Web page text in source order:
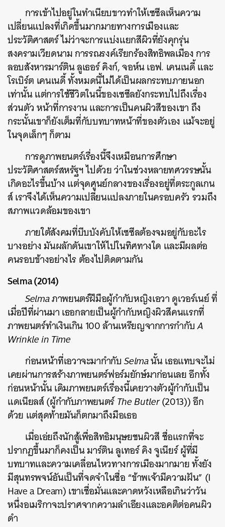
การเข้าไปอยู่ในทำเนียบขาวทำให้เซซีลเห็นความ
เปลี่ยนแปลงที่เกิดขึ้นมากมายทางการเมืองและ
ประวัติศาสตร์ ไม่ว่าจะการแบ่งแยกสีผิวที่ยังคุกรุ่น
สงครามเวียดนาม การรณรงค์เรียกร้องสิทธิพลเมือง การ
ลอบสังหารมาร์ติน ลูเธอร์ คิงก์, จอห์น เอฟ. เคนเนดี้ และ
โรเบิร์ต เคนเนดี้ ทั้งหมดนี้ไม่ได้เป็นผลกระทบภายนอก
เท่านั้น แต่การใช้ชีวิตในนี้ของเซซีลยังกระทบไปถึงเรื่อง
ส่วนตัว หน้าที่การงาน และการเป็นคนผิวสีของเขา ถึง
กระนั้นเขาก็ยังเต็มที่กับบทบาทหน้าที่ของตัวเอง แม้จะอยู่
ในจุดเล็กๆ ก็ตาม
การดูภาพยนตร์เรื่องนี้จึงเหมือนการศึกษา
ประวัติศาสตร์สหรัฐฯ ไปด้วย ว่าในช่วงหลายทศวรรษนั้น
เกิดอะไรขึ้นบ้าง แต่จุดศูนย์กลางของเรื่องอยู่ที่ตระกูลเกน
ส์ เราจึงได้เห็นความเปลี่ยนแปลงภายในครอบครัว รวมถึง
สภาพแวดล้อมของเขา
ภายใต้สังคมที่บีบบังคับให้เซซีลต้องจมอยู่กับอะไร
บางอย่าง มันผลักดันเขาให้ไปในทิศทางใด และมีผลต่อ
คนรอบข้างอย่างไร ต้องไปติดตามกัน
Selma (2014)
Selmaภาพยนตร์ฝีมือผู้กำกับหญิงเอวา ดูเวอร์เนย์ ที่
เมื่อปีที่ผ่านมา เธอกลายเป็นผู้กำกับหญิงผิวสีคนแรกที่
ภาพยนตร์ทำเงินเกิน 100 ล้านเหรียญจากการกำกับA
Wrinkle in Time
ก่อนหน้าที่เอวาจะมากำกับSelmaนั้น เธอแทบจะไม่
เคยผ่านการสร้างภาพยนตร์ฟอร์มยักษ์มาก่อนเลย อีกทั้ง
ก่อนหน้านั้น เดิมภาพยนตร์เรื่องนี้เคยวางตัวผู้กำกับเป็น
แดเนียลส์ (ผู้กำกับภาพยนตร์The Butler(2013)) อีก
ด้วย แต่สุดท้ายมันก็ตกมาถึงมือเธอ
เมื่อเอ่ยถึงนักสู้เพื่อสิทธิมนุษยชนผิวสี ชื่อแรกที่จะ
ปรากฏขึ้นมาก็คงเป็น มาร์ติน ลูเทอร์ คิง จูเนียร์ ผู้ที่มี
บทบาทและความเคลื่อนไหวทางการเมืองมากมาย ทั้งยัง
มีสุนทรพจน์อันเป็นที่จดจำในชื่อ “ข้าพเจ้ามีความฝัน” (I
Have a Dream) เขาเชื่อมั่นและคาดหวังเหลือเกินว่าวัน
หนึ่งอเมริกาจะปราศจากความลำเอียงและอคติต่อคนผิว
ดำ
SHARE TWEET LINE EMAIL